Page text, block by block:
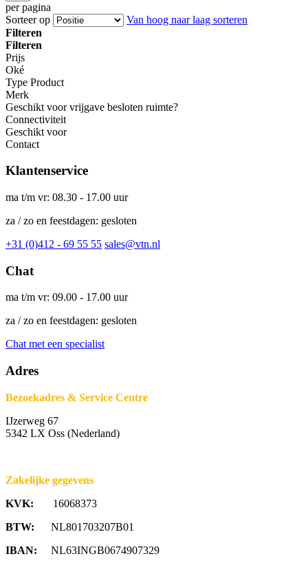
per pagina
Sorteer op
Van hoog naar laag sorteren
Filteren
Filteren
Prijs
Oké
Type Product
Merk
Geschikt voor vrijgave besloten ruimte?
Connectiviteit
Geschikt voor
Contact
Klantenservice
ma t/m vr: 08.30 - 17.00 uur
za / zo en feestdagen: gesloten
+31 (0)412 - 69 55 55 sales@vtn.nl
Chat
ma t/m vr: 09.00 - 17.00 uur
za / zo en feestdagen: gesloten
Chat met een specialist
Adres
Bezoekadres & Service Centre
IJzerweg 67
5342 LX Oss (Nederland)
Zakelijke gegevens
KVK: 16068373
BTW: NL801703207B01
IBAN: NL63INGB0674907329